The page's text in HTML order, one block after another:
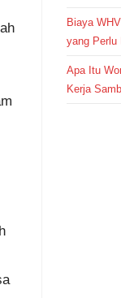
Biaya
yang Perlu
Apa Itu
Kerja